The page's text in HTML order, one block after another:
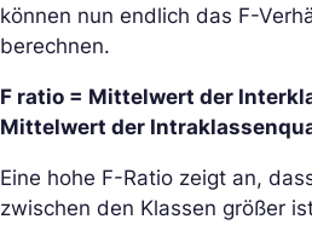
können nun endlich das F-
berechnen.
F ratio = Mittelwert der
Mittelwert der
Eine hohe F-Ratio zeigt an,
zwischen den Klassen größer